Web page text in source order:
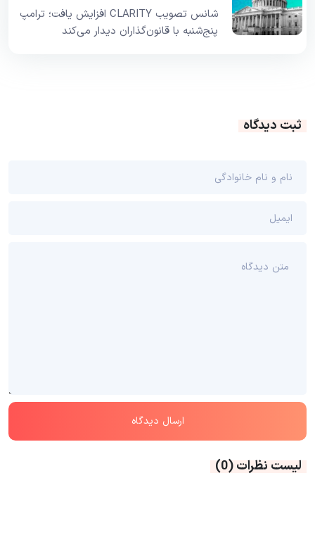
شانس تصویب CLARITY افزایش یافت؛ ترامپ
پنج‌شنبه با قانون‌گذاران دیدار می‌کند
ثبت دیدگاه
لیست نظرات(0)